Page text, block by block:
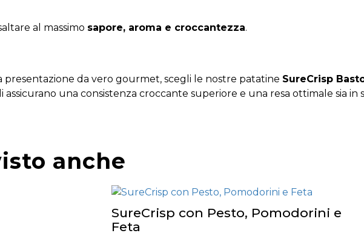
al massimo sapore, aroma e croccantezza.
da vero gourmet, scegli le nostre patatine SureCrisp
assicurano una consistenza croccante superiore e una resa ottimale sia in
anche
SureCrisp con Pesto, Pomodorini e
Feta